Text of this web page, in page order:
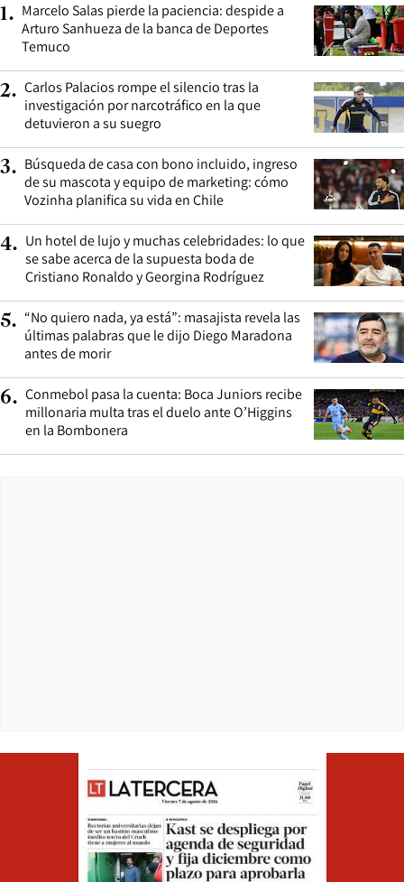
1. Marcelo Salas pierde la paciencia: despide a
Arturo Sanhueza de la banca de Deportes
Temuco
2. Carlos Palacios rompe el silencio tras la
investigación por narcotráfico en la que
detuvieron a su suegro
3. Búsqueda de casa con bono incluido, ingreso
de su mascota y equipo de marketing: cómo
Vozinha planifica su vida en Chile
4. Un hotel de lujo y muchas celebridades: lo que
se sabe acerca de la supuesta boda de
Cristiano Ronaldo y Georgina Rodríguez
5. “No quiero nada, ya está”: masajista revela las
últimas palabras que le dijo Diego Maradona
antes de morir
6. Conmebol pasa la cuenta: Boca Juniors recibe
millonaria multa tras el duelo ante O’Higgins
en la Bombonera